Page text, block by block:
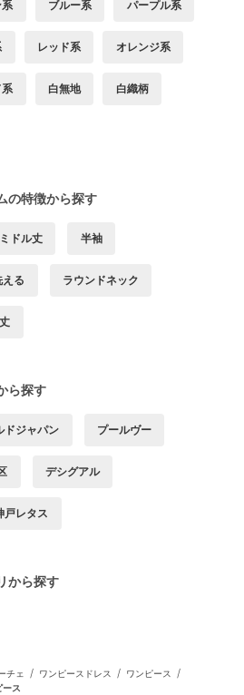
系 ブルー系 パープル系
レッド系 オレンジ系
系 白無地 白織柄
の特徴から探す
ミドル丈 半袖
える ラウンドネック
ら探す
ドジャパン プールヴー
デシグアル
戸レタス
から探す
チェ / ワンピースドレス / ワンピース /
ース